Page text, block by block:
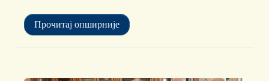
Прочитај опширније